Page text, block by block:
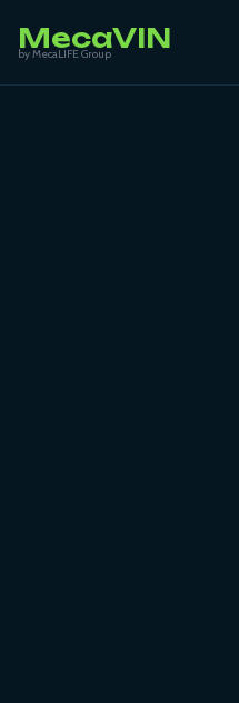
MecaVIN
by MecaLIFE Group